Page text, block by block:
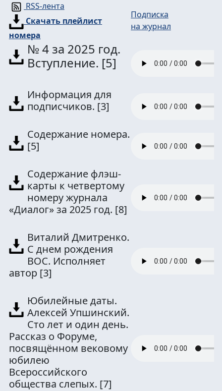
RSS-лента
Скачать плейлист
номера
Подписка
на журнал
№ 4 за 2025 год.
Вступление. [5]
Информация для
подписчиков. [3]
Содержание номера.
[5]
Содержание флэш-
карты к четвертому
номеру журнала
«Диалог» за 2025 год. [8]
Виталий Дмитренко.
С днем рождения
ВОС. Исполняет
автор [3]
Юбилейные даты.
Алексей Упшинский.
Сто лет и один день.
Рассказ о Форуме,
посвящённом вековому
юбилею
Всероссийского
общества слепых. [7]